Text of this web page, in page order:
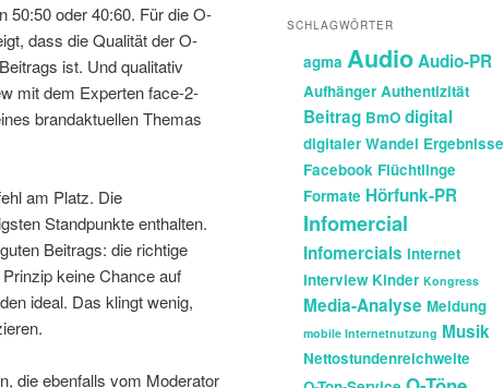
50:50 oder 40:60. Für die O-
dass die Qualität der O-
ist. Und qualitativ
mit dem Experten face-2-
brandaktuellen Themas
am Platz. Die
Standpunkte enthalten.
Beitrags: die richtige
keine Chance auf
ideal. Das klingt wenig,
die ebenfalls vom Moderator
SCHLAGWÖRTER
agma AudioAudio-PR
Aufhänger Authentizität
Beitrag BmO digital
digitaler Wandel Ergebnisse
Facebook Flüchtlinge
Formate Hörfunk-PR
Infomercial
Infomercials Internet
Interview Kinder Kongress
Media-Analyse Meldung
mobile Internetnutzung Musik
Nettostundenreichweite